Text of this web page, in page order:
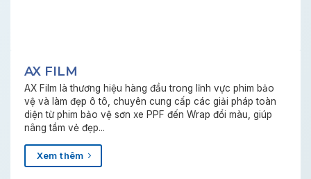
AX FILM
AX Film là thương hiệu hàng đầu trong lĩnh vực phim bảo
vệ và làm đẹp ô tô, chuyên cung cấp các giải pháp toàn
diện từ phim bảo vệ sơn xe PPF đến Wrap đổi màu, giúp
nâng tầm vẻ đẹp...
Xem thêm